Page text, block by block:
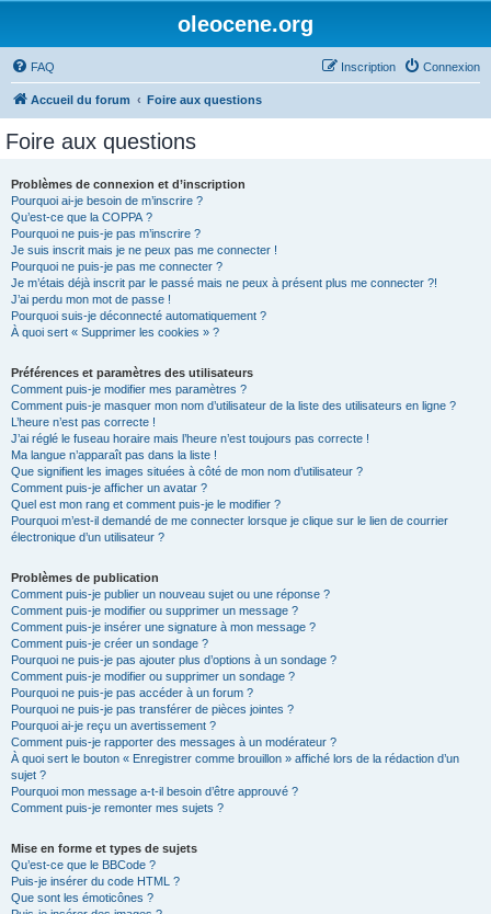
oleocene.org
FAQ Connexion
Inscription
Accueil du forum Foire aux questions
Foire aux questions
Problèmes de connexion et d’inscription
Pourquoi ai-je besoin de m’inscrire ?
Qu’est-ce que la COPPA ?
Pourquoi ne puis-je pas m’inscrire ?
Je suis inscrit mais je ne peux pas me connecter !
Pourquoi ne puis-je pas me connecter ?
Je m’étais déjà inscrit par le passé mais ne peux à présent plus me connecter ?!
J’ai perdu mon mot de passe !
Pourquoi suis-je déconnecté automatiquement ?
À quoi sert « Supprimer les cookies » ?
Préférences et paramètres des utilisateurs
Comment puis-je modifier mes paramètres ?
Comment puis-je masquer mon nom d’utilisateur de la liste des utilisateurs en ligne ?
L’heure n’est pas correcte !
J’ai réglé le fuseau horaire mais l’heure n’est toujours pas correcte !
Ma langue n’apparaît pas dans la liste !
Que signifient les images situées à côté de mon nom d’utilisateur ?
Comment puis-je afficher un avatar ?
Quel est mon rang et comment puis-je le modifier ?
Pourquoi m’est-il demandé de me connecter lorsque je clique sur le lien de courrier
électronique d’un utilisateur ?
Problèmes de publication
Comment puis-je publier un nouveau sujet ou une réponse ?
Comment puis-je modifier ou supprimer un message ?
Comment puis-je insérer une signature à mon message ?
Comment puis-je créer un sondage ?
Pourquoi ne puis-je pas ajouter plus d’options à un sondage ?
Comment puis-je modifier ou supprimer un sondage ?
Pourquoi ne puis-je pas accéder à un forum ?
Pourquoi ne puis-je pas transférer de pièces jointes ?
Pourquoi ai-je reçu un avertissement ?
Comment puis-je rapporter des messages à un modérateur ?
À quoi sert le bouton « Enregistrer comme brouillon » affiché lors de la rédaction d’un
sujet ?
Pourquoi mon message a-t-il besoin d’être approuvé ?
Comment puis-je remonter mes sujets ?
Mise en forme et types de sujets
Qu’est-ce que le BBCode ?
Puis-je insérer du code HTML ?
Que sont les émoticônes ?